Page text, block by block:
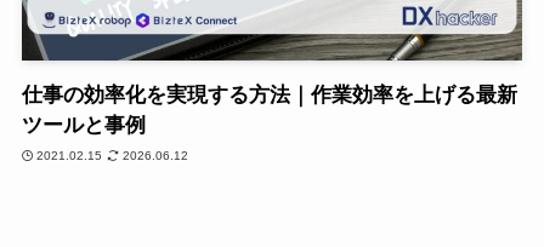
仕事の効率化を実現する方法｜作業効率を上げる最新
ツールと事例
2021.02.15 2026.06.12